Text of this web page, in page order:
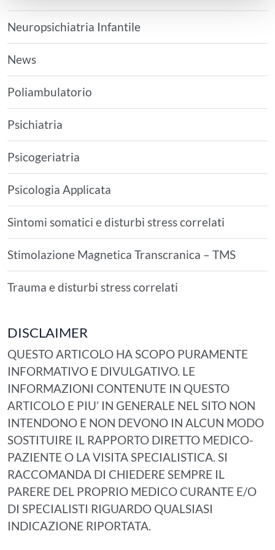
Neuropsichiatria Infantile
News
Poliambulatorio
Psichiatria
Psicogeriatria
Psicologia Applicata
Sintomi somatici e disturbi stress correlati
Stimolazione Magnetica Transcranica – TMS
Trauma e disturbi stress correlati
DISCLAIMER
QUESTO ARTICOLO HA SCOPO PURAMENTE
INFORMATIVO E DIVULGATIVO. LE
INFORMAZIONI CONTENUTE IN QUESTO
ARTICOLO E PIU’ IN GENERALE NEL SITO NON
INTENDONO E NON DEVONO IN ALCUN MODO
SOSTITUIRE IL RAPPORTO DIRETTO MEDICO-
PAZIENTE O LA VISITA SPECIALISTICA. SI
RACCOMANDA DI CHIEDERE SEMPRE IL
PARERE DEL PROPRIO MEDICO CURANTE E/O
DI SPECIALISTI RIGUARDO QUALSIASI
INDICAZIONE RIPORTATA.